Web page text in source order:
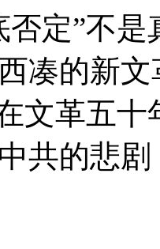
否定”不
凑的新
文革五
共的悲